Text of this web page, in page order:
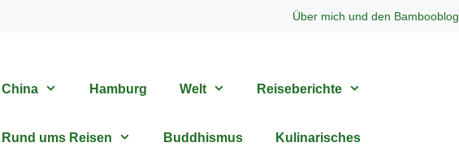
Über mich und den Bambooblog
China Hamburg Welt Reiseberichte
Rund ums Reisen Buddhismus Kulinarisches